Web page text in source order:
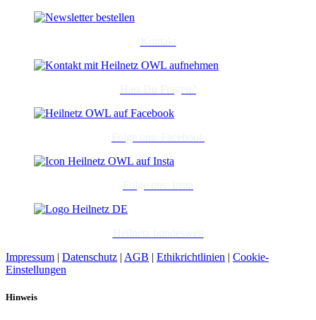
Impressum | Datenschutz | AGB | Ethikrichtlinien | Cookie-
Einstellungen
Hinweis